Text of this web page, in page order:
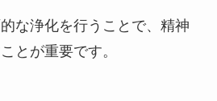
な浄化を行うことで、精神
とが重要です。